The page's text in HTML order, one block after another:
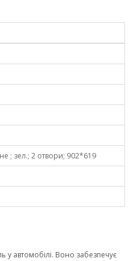
; зел.; 2 отвори; 902*619
у автомобілі. Воно забезпечує